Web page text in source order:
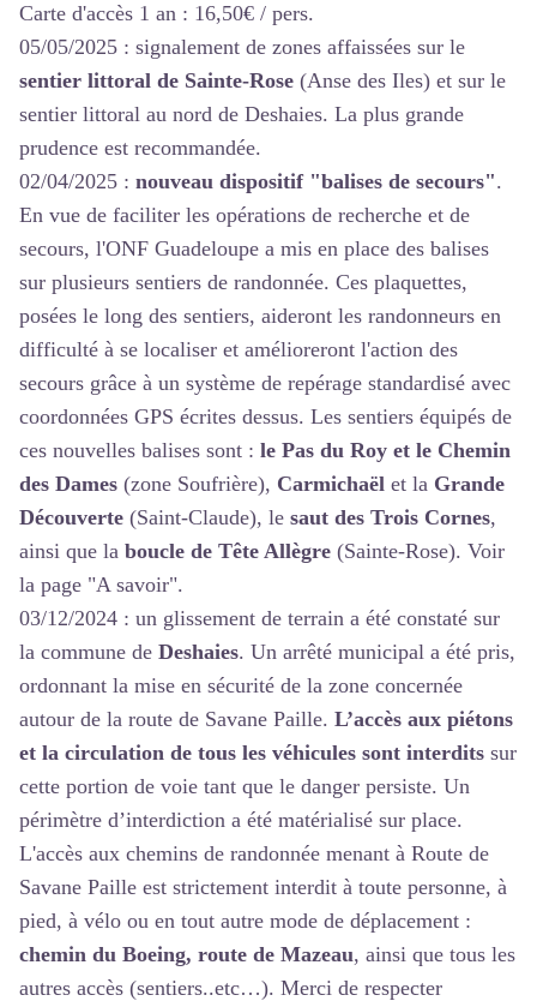
Carte d'accès 1 an : 16,50€ / pers.
05/05/2025 : signalement de zones affaissées sur le
sentier littoral de Sainte-Rose (Anse des Iles) et sur le
sentier littoral au nord de Deshaies. La plus grande
prudence est recommandée.
02/04/2025 : nouveau dispositif "balises de secours".
En vue de faciliter les opérations de recherche et de
secours, l'ONF Guadeloupe a mis en place des balises
sur plusieurs sentiers de randonnée. Ces plaquettes,
posées le long des sentiers, aideront les randonneurs en
difficulté à se localiser et amélioreront l'action des
secours grâce à un système de repérage standardisé avec
coordonnées GPS écrites dessus. Les sentiers équipés de
ces nouvelles balises sont : le Pas du Roy et le Chemin
des Dames (zone Soufrière), Carmichaël et la Grande
Découverte (Saint-Claude), le saut des Trois Cornes,
ainsi que la boucle de Tête Allègre (Sainte-Rose). Voir
la page "A savoir".
03/12/2024 : un glissement de terrain a été constaté sur
la commune de Deshaies. Un arrêté municipal a été pris,
ordonnant la mise en sécurité de la zone concernée
autour de la route de Savane Paille. L’accès aux piétons
et la circulation de tous les véhicules sont interdits sur
cette portion de voie tant que le danger persiste. Un
périmètre d’interdiction a été matérialisé sur place.
L'accès aux chemins de randonnée menant à Route de
Savane Paille est strictement interdit à toute personne, à
pied, à vélo ou en tout autre mode de déplacement :
chemin du Boeing, route de Mazeau, ainsi que tous les
autres accès (sentiers..etc…). Merci de respecter